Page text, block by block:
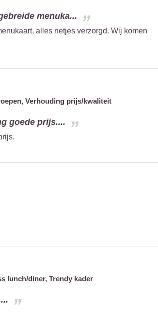
menuka...
alles netjes verzorgd. Wij komen
Verhouding prijs/kwaliteit
goede prijs....
lunch/diner, Trendy kader